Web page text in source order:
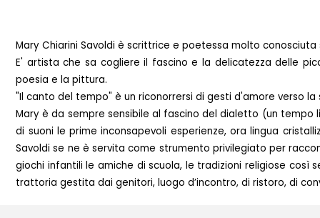
Mary Chiarini Savoldi è scrittrice e poetessa molto
E' artista che sa cogliere il fascino e la delicatezza delle
poesia e la pittura.
"Il canto del tempo" è un riconorrersi di gesti d'amore verso
Mary è da sempre sensibile al fascino del dialetto (un
di suoni le prime inconsapevoli esperienze, ora lingua
Savoldi se ne è servita come strumento privilegiato per
giochi infantili le amiche di scuola, le tradizioni religiose
trattoria gestita dai genitori, luogo d’incontro, di ristoro, di